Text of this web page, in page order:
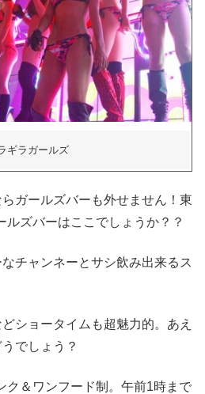
ギラガールズ
ガールズバーも外せません！東
ルズバーはここでしょうか？？
チャンネーとサシ飲み出来るス
ショータイムも超魅力的。あえ
でしょう？
ク＆ワンフード制。午前1時まで